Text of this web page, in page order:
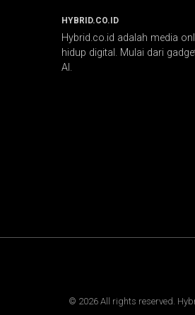
HYBRID.CO.ID
Hybrid.co.id adalah media
hidup digital. Mulai dari
AI.
© 2026 All rights reserved.